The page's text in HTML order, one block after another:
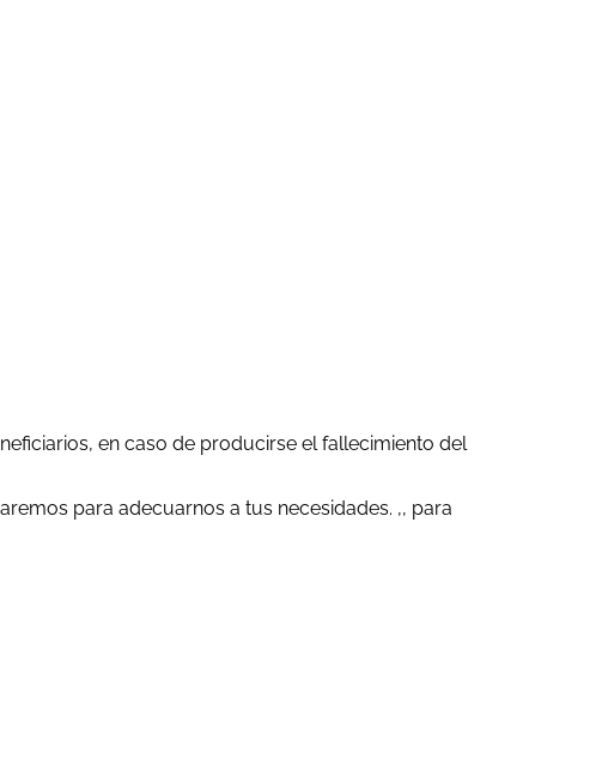
en caso de producirse el fallecimiento del
para adecuarnos a tus necesidades. ,, para